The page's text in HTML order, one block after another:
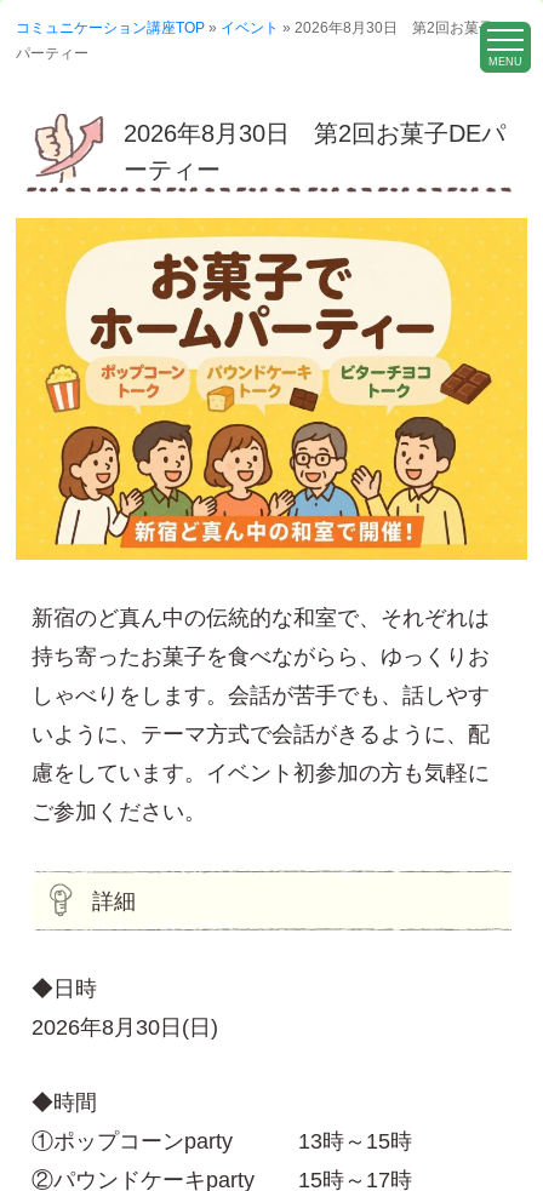
MENU
コミュニケーション講座TOP » イベント »2026年8月30日 第2回お菓子DE
パーティー
2026年8月30日 第2回お菓子DEパ
ーティー
新宿のど真ん中の伝統的な和室で、それぞれは
持ち寄ったお菓子を食べながらら、ゆっくりお
しゃべりをします。会話が苦手でも、話しやす
いように、テーマ方式で会話がきるように、配
慮をしています。イベント初参加の方も気軽に
ご参加ください。
詳細
◆日時
2026年8月30日(日)
◆時間
①ポップコーンparty 13時～15時
②パウンドケーキparty 15時～17時